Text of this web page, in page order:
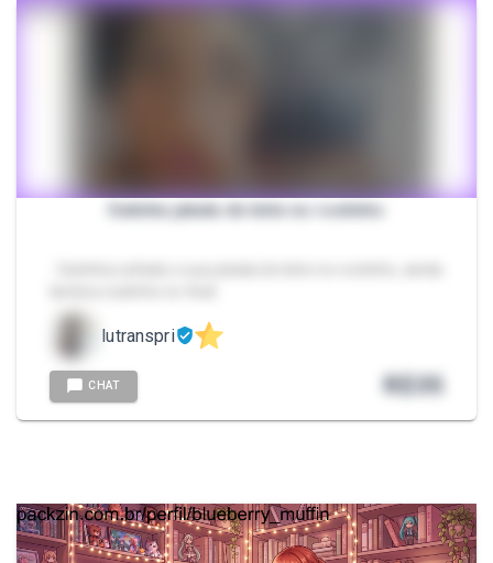
Gatinha jatada de leite no rostinho
lutranspri
CHAT R$35